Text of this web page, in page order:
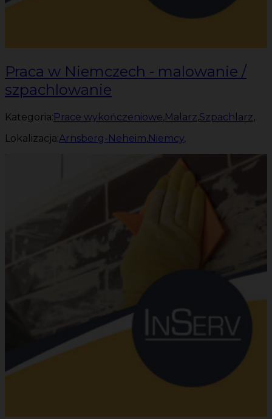
Praca w Niemczech - malowanie /
szpachlowanie
Kategoria:Prace wykończeniowe,Malarz,Szpachlarz,
Lokalizacja:Arnsberg-Neheim,Niemcy,